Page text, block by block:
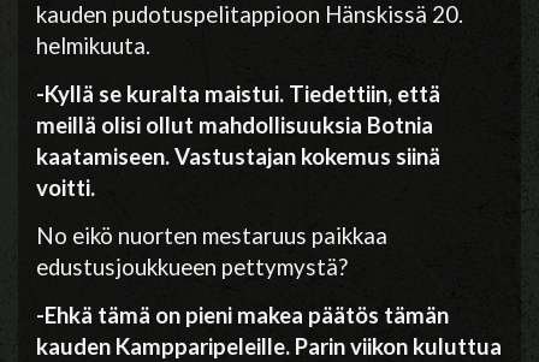
kauden pudotuspelitappioon Hänskissä 20.
helmikuuta.
-Kyllä se kuralta maistui. Tiedettiin, että
meillä olisi ollut mahdollisuuksia Botnia
kaatamiseen. Vastustajan kokemus siinä
voitti.
No eikö nuorten mestaruus paikkaa
edustusjoukkueen pettymystä?
-Ehkä tämä on pieni makea päätös tämän
kauden Kampparipeleille. Parin viikon kuluttua